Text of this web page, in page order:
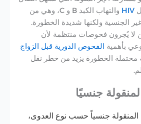
HIV
والتهاب الكبد B و C، وهي من
الجنسية ولكنها شديدة الخطورة.
لا يُجرون فحوصات منتظمة لأن
بأهمية الفحوص الدورية قبل الزواج
محتملة الخطورة يزيد من خطر نقل
جنسيًا
جنسياً حسب نوع العدوى،